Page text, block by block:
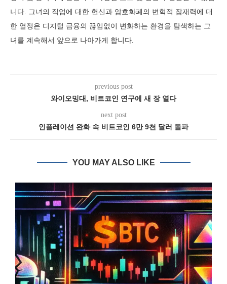
니다. 그녀의 직업에 대한 헌신과 암호화폐의 변혁적 잠재력에 대
한 열정은 디지털 금융의 끊임없이 변화하는 환경을 탐색하는 그
녀를 계속해서 앞으로 나아가게 합니다.
previous post
와이오밍대, 비트코인 연구에 새 장 열다
next post
인플레이션 완화 속 비트코인 6만 9천 달러 돌파
YOU MAY ALSO LIKE